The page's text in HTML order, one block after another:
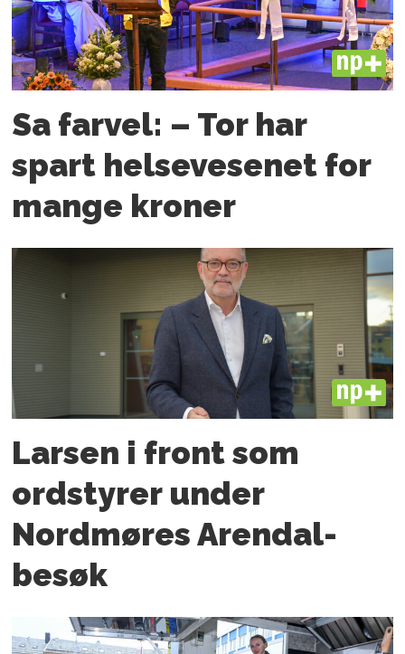
PLUS
Sa farvel: – Tor har
spart helsevesenet for
mange kroner
PLUS
Larsen i front som
ordstyrer under
Nordmøres Arendal-
besøk